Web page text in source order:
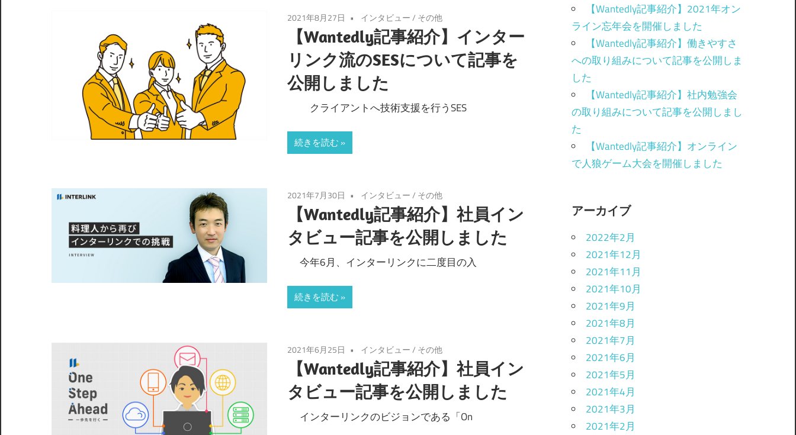
2021年8月27日 インタビュー/ その他
【Wantedly記事紹介】インター
リンク流のSESについて記事を
公開しました
クライアントへ技術支援を行うSES
続きを読む
2021年7月30日 インタビュー/ その他
【Wantedly記事紹介】社員イン
タビュー記事を公開しました
今年6月、インターリンクに二度目の入
続きを読む
2021年6月25日 インタビュー/ その他
【Wantedly記事紹介】社員イン
タビュー記事を公開しました
インターリンクのビジョンである「On
【Wantedly記事紹介】2021年オン
ライン忘年会を開催しました
【Wantedly記事紹介】働きやすさ
への取り組みについて記事を公開しま
した
【Wantedly記事紹介】社内勉強会
の取り組みについて記事を公開しまし
た
【Wantedly記事紹介】オンライン
で人狼ゲーム大会を開催しました
アーカイブ
2022年2月
2021年12月
2021年11月
2021年10月
2021年9月
2021年8月
2021年7月
2021年6月
2021年5月
2021年4月
2021年3月
2021年2月